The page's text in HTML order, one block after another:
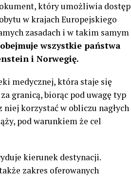
który umożliwia dostęp
w krajach Europejskiego
zasadach i w takim samym
obejmuje wszystkie państwa
i Norwegię.
medycznej, która staje się
granicą, biorąc pod uwagę typ
korzystać w obliczu nagłych
pod warunkiem że cel
kierunek destynacji.
zakres oferowanych